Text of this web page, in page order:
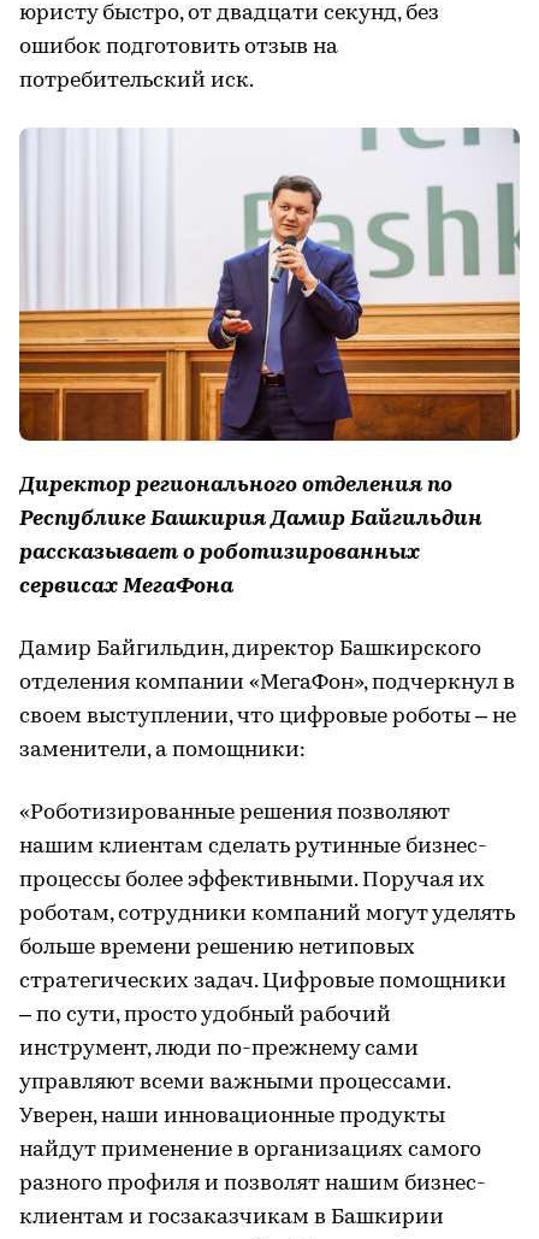
юристу быстро, от двадцати секунд, без
ошибок подготовить отзыв на
потребительский иск.
Директор регионального отделения по
Республике Башкирия Дамир Байгильдин
рассказывает о роботизированных
сервисах МегаФона
Дамир Байгильдин, директор Башкирского
отделения компании «МегаФон», подчеркнул в
своем выступлении, что цифровые роботы – не
заменители, а помощники:
«Роботизированные решения позволяют
нашим клиентам сделать рутинные бизнес-
процессы более эффективными. Поручая их
роботам, сотрудники компаний могут уделять
больше времени решению нетиповых
стратегических задач. Цифровые помощники
– по сути, просто удобный рабочий
инструмент, люди по-прежнему сами
управляют всеми важными процессами.
Уверен, наши инновационные продукты
найдут применение в организациях самого
разного профиля и позволят нашим бизнес-
клиентам и госзаказчикам в Башкирии